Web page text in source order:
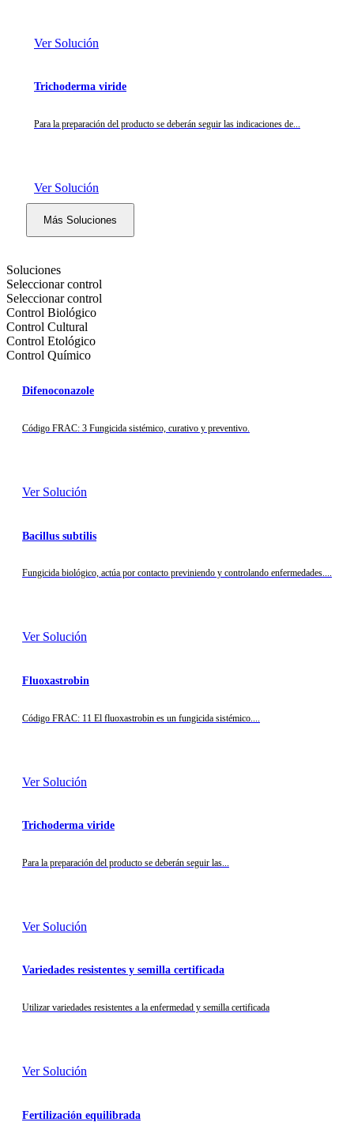
Ver Solución
Trichoderma viride
Para la preparación del producto se deberán seguir las indicaciones de...
Ver Solución
Más Soluciones
Soluciones
Seleccionar control
Seleccionar control
Control Biológico
Control Cultural
Control Etológico
Control Químico
Difenoconazole
Código FRAC: 3 Fungicida sistémico, curativo y preventivo.
Ver Solución
Bacillus subtilis
Fungicida biológico, actúa por contacto previniendo y controlando enfermedades....
Ver Solución
Fluoxastrobin
Código FRAC: 11 El fluoxastrobin es un fungicida sistémico....
Ver Solución
Trichoderma viride
Para la preparación del producto se deberán seguir las...
Ver Solución
Variedades resistentes y semilla certificada
Utilizar variedades resistentes a la enfermedad y semilla certificada
Ver Solución
Fertilización equilibrada